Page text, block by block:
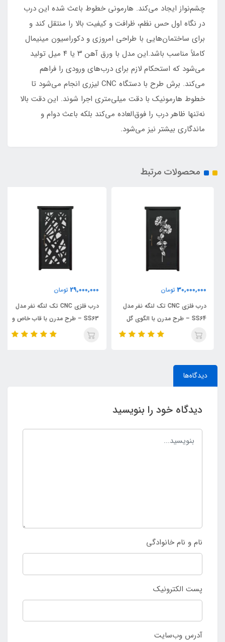
چشم‌نواز ایجاد می‌کند. هارمونی خطوط باعث شده این درب
در نگاه اول حس نظم، ظرافت و کیفیت بالا را منتقل کند و
برای ساختمان‌هایی با طراحی امروزی و دکوراسیون مینیمال
کاملاً مناسب باشد.این مدل با ورق آهن ۳ یا ۴ میل تولید
می‌شود که استحکام لازم برای درب‌های ورودی را فراهم
می‌کند. برش طرح با دستگاه CNC لیزری انجام می‌شود تا
خطوط هارمونیک با دقت میلی‌متری اجرا شوند. این دقت بالا
نه‌تنها ظاهر درب را فوق‌العاده می‌کند بلکه باعث دوام و
ماندگاری بیشتر نیز می‌شود.
محصولات مرتبط
30,000,000 تومان
درب فلزی CNC تک لنگه نفر مدل
SS64 – طرح مدرن با الگوی گل
زیبا
29,000,000 تومان
درب فلزی CNC تک لنگه نفر مدل
SS63 – طرح مدرن با قاب خاص و
خطوط مینیمال
دیدگاه‌ها
دیدگاه خود را بنویسید
نام و نام خانوادگی
پست الکترونیک
آدرس وب‌سایت